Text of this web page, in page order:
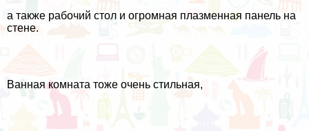
а также рабочий стол и огромная плазменная панель на
стене.
Ванная комната тоже очень стильная,